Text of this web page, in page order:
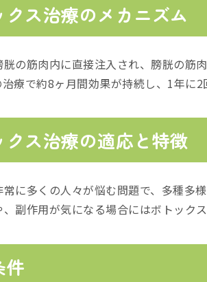
クス治療のメカニズム
の筋肉内に直接注入され、膀胱の筋
治療で約8ヶ月間効果が持続し、1年に
クス治療の適応と特徴
に多くの人々が悩む問題で、多種多
副作用が気になる場合にはボトック
件